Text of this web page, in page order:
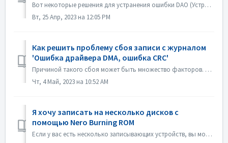
Вот некоторые решения для устранения ошибки DAO (Устройство недоступно). Обновление или откат прошивки драйвера В основном эта проблема возникает после об...
Вт, 25 Апр, 2023 на 12:05 PM
Как решить проблему сбоя записи с журналом
'Ошибка драйвера DMA, ошибка CRC'
Причиной такого сбоя может быть множество факторов. Пожалуйста, попробуйте следующие методы: 1. Отсоедините кабели передачи данных на устройстве прожига; 2...
Чт, 4 Май, 2023 на 10:52 AM
Я хочу записать на несколько дисков с
помощью Nero Burning ROM
Если у вас есть несколько записывающих устройств, вы можете отметить опцию "Использовать несколько записывающих устройств" на вкладке Burn перед з...